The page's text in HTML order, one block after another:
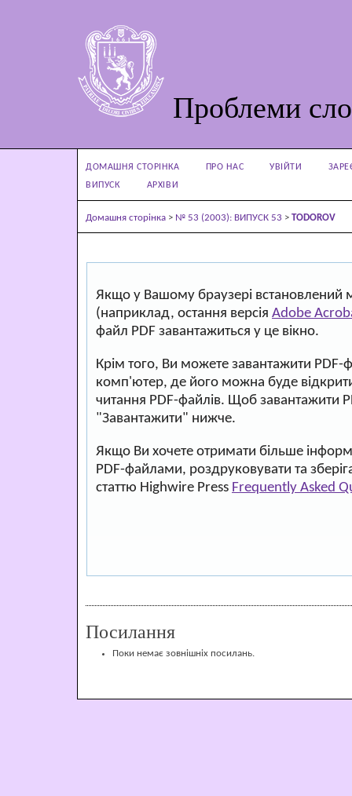
Проблеми
ДОМАШНЯ СТОРІНКА ПРО НАС УВІЙТИ
ВИПУСК
АРХІВИ
Домашня сторінка > № 53 (2003): ВИПУСК 53 > TODOROV
Якщо у Вашому браузері встановлений
(наприклад, остання версія Adobe
файл PDF завантажиться у це вікно.
Крім того, Ви можете завантажити PDF-
комп'ютер, де його можна буде
читання PDF-файлів. Щоб завантажити
"Завантажити" нижче.
Якщо Ви хочете отримати більше
PDF-файлами, роздруковувати та
статтю Highwire Press Frequently Asked
Посилання
Поки немає зовнішніх посилань.